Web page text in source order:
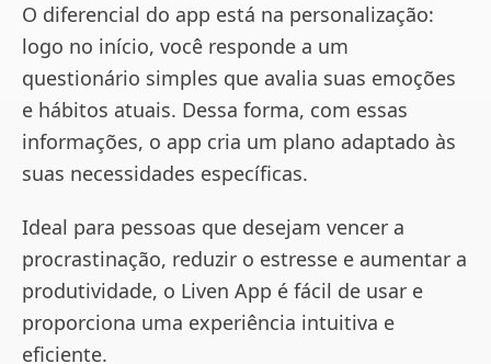
O diferencial do app está na personalização:
logo no início, você responde a um
questionário simples que avalia suas emoções
e hábitos atuais. Dessa forma, com essas
informações, o app cria um plano adaptado às
suas necessidades específicas.
Ideal para pessoas que desejam vencer a
procrastinação, reduzir o estresse e aumentar a
produtividade, o Liven App é fácil de usar e
proporciona uma experiência intuitiva e
eficiente.